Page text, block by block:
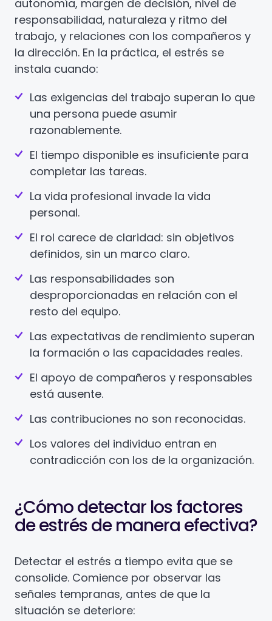
autonomía, margen de decisión, nivel de
responsabilidad, naturaleza y ritmo del
trabajo, y relaciones con los compañeros y
la dirección. En la práctica, el estrés se
instala cuando:
Las exigencias del trabajo superan lo que
una persona puede asumir
razonablemente.
El tiempo disponible es insuficiente para
completar las tareas.
La vida profesional invade la vida
personal.
El rol carece de claridad: sin objetivos
definidos, sin un marco claro.
Las responsabilidades son
desproporcionadas en relación con el
resto del equipo.
Las expectativas de rendimiento superan
la formación o las capacidades reales.
El apoyo de compañeros y responsables
está ausente.
Las contribuciones no son reconocidas.
Los valores del individuo entran en
contradicción con los de la organización.
¿Cómo detectar los factores
de estrés de manera efectiva?
Detectar el estrés a tiempo evita que se
consolide. Comience por observar las
señales tempranas, antes de que la
situación se deteriore: